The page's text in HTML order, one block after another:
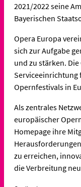
2021/2022 seine
Bayerischen
Opera Europa
sich zur Aufgabe
und zu stärken.
Serviceeinrichtung
Opernfestivals in
Als zentrales
europäischer
Homepage ihre
zu erreichen,
die Verbreitung